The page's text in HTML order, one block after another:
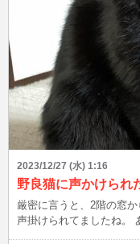
2023/12/27 (水) 1:16
野良猫に声かけられ
厳密に言うと、2階の窓
声掛けられてましたね。 あのか細くて高い特徴的な声、どう聞いて